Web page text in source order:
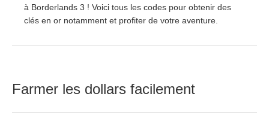
à Borderlands 3 ! Voici tous les codes pour obtenir des
clés en or notamment et profiter de votre aventure.
Farmer les dollars facilement